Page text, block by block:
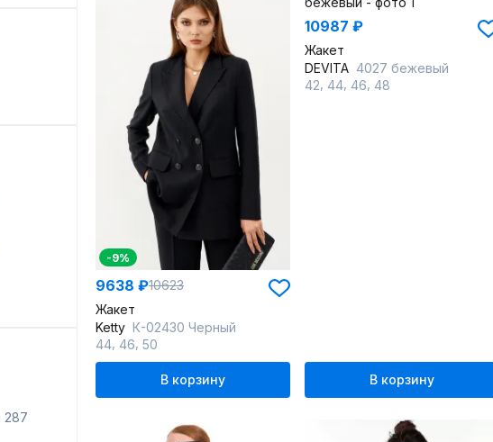
287
-9%
9638 ₽10623
Жакет
Ketty К-02430 Черный
44 46 50
В корзину
10987 ₽
Жакет
DEVITA 4027 бежевый
42 44 46 48
В корзину